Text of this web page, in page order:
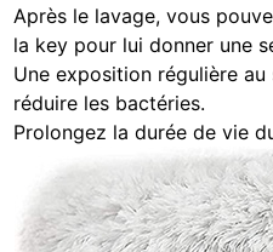
Après le lavage, vous
la key pour lui donner une
Une exposition régulière
réduire les bactéries.
Prolongez la durée de vie